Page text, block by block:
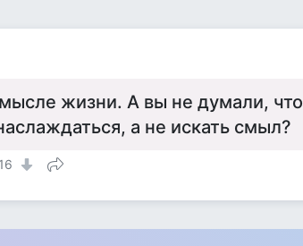
жизни. А вы не думали, что
а не искать смыл?
16